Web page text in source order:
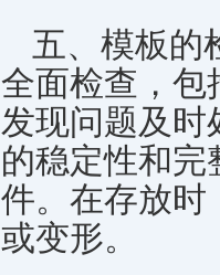
五、模板的
全面检查，包
发现问题及时
的稳定性和完
件。在存放时
或变形。